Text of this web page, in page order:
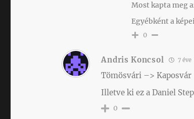
Most kapta meg
Egyébként a
0
Andris Koncsol 7 éve
Tömösvári –> Kaposvár
Illetve ki ez a Daniel
0